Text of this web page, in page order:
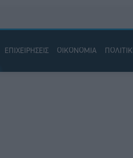
ΕΠΙΧΕΙΡΗΣΕΙΣ ΟΙΚΟΝΟΜΙΑ